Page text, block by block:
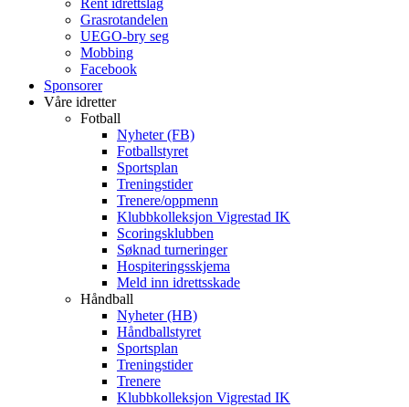
Rent idrettslag
Grasrotandelen
UEGO-bry seg
Mobbing
Facebook
Sponsorer
Våre idretter
Fotball
Nyheter (FB)
Fotballstyret
Sportsplan
Treningstider
Trenere/oppmenn
Klubbkolleksjon Vigrestad IK
Scoringsklubben
Søknad turneringer
Hospiteringsskjema
Meld inn idrettsskade
Håndball
Nyheter (HB)
Håndballstyret
Sportsplan
Treningstider
Trenere
Klubbkolleksjon Vigrestad IK